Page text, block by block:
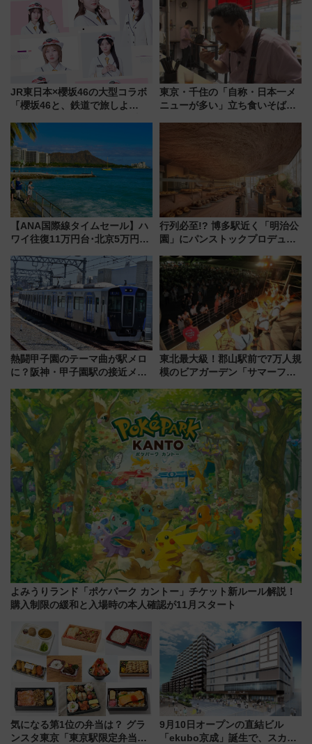
JR東日本×櫻坂46の大型コラボ
「櫻坂46と、鉄道で旅しよ
潟・長野・庄内へ
東京・千住の「自称・日本一メ
ニューが多い」立ち食いそば屋
【ANA国際線タイムセール】ハ
ワイ往復11万円台･北京5万円台
来春のGW旅行まで狙える激ア
ツ路線まとめ（8/10まで）
行列必至!? 博多駅近く「明治公
園」にパンストックプロデュー
オープン 秋からはビストロ営業
も！
熱闘甲子園のテーマ曲が駅メロ
に？阪神・甲子園駅の接近メロ
谷実アレンジの特別仕様へ、8月
5日始発から
東北最大級！郡山駅前で7万人規
模のビアガーデン「サマーフェ
7/24-26開催！ 有料席はJRE
MALLで予約可能
よみうりランド「ポケパーク カントー」チケット新ルール解説！
購入制限の緩和と入場時の本人確認が11月スタート
気になる第1位の弁当は？ グラ
ンスタ東京「東京駅限定弁当
9月10日オープンの直結ビル
「ekubo京成」誕生で、スカイ